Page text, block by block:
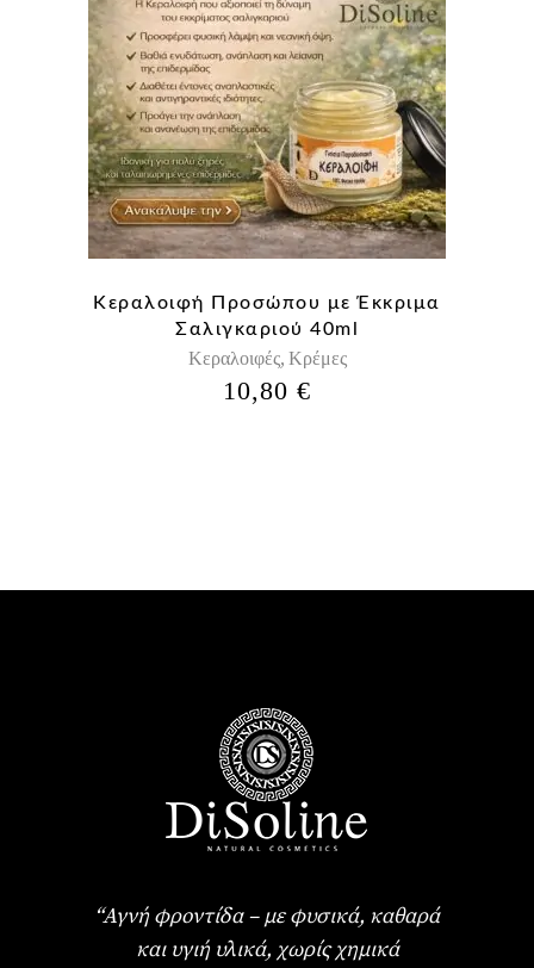
Κεραλοιφή Προσώπου με Έκκριμα
Σαλιγκαριού 40ml
Κεραλοιφές, Κρέμες
10,80€
“Αγνή φροντίδα – με φυσικά, καθαρά
και υγιή υλικά, χωρίς χημικά